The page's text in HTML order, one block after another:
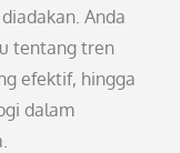
Anda
tentang tren
efektif, hingga
dalam